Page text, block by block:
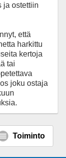
ja ostettiin
että
harkittu
kertoja
tai
joku ostaja
Toiminto